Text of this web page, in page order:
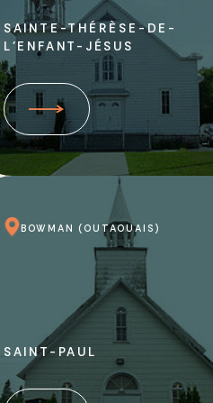
SAINTE-THÉRÈSE-DE-
L’ENFANT-JÉSUS
BOWMAN (OUTAOUAIS)
SAINT-PAUL